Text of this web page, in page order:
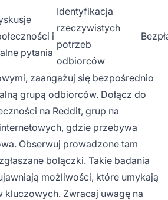
i
pytania
Identyfikacja
rzeczywistych
potrzeb
odbiorców
zaangażuj się bezpośrednio
grupą odbiorców. Dołącz do
na Reddit, grup na
gdzie przebywa
Obserwuj prowadzone tam
bolączki. Takie badania
możliwości, które umykają
kluczowych. Zwracaj uwagę na